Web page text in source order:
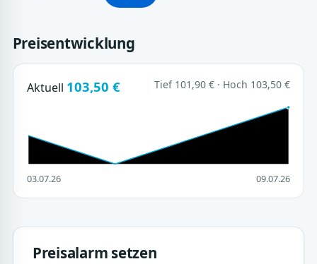
Preisentwicklung
Aktuell 103,50 € Tief 101,90 € · Hoch 103,50 €
03.07.26 09.07.26
Preisalarm setzen